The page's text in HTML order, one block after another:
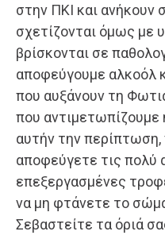
στην ΠΚΙ και ανήκουν
σχετίζονται όμως με
βρίσκονται σε
αποφεύγουμε αλκοόλ
που αυξάνουν τη
που αντιμετωπίζουμε
αυτήν την
αποφεύγετε τις πολύ
επεξεργασμένες
να μη φτάνετε το
Σεβαστείτε τα όριά